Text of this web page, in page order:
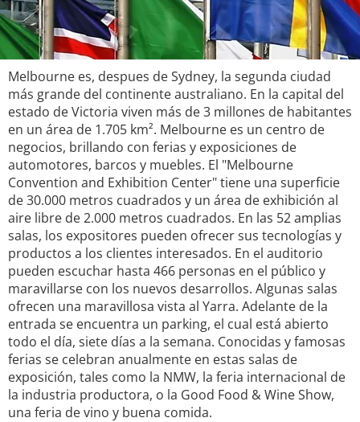
Melbourne es, despues de Sydney, la segunda ciudad
más grande del continente australiano. En la capital del
estado de Victoria viven más de 3 millones de habitantes
en un área de 1.705 km². Melbourne es un centro de
negocios, brillando con ferias y exposiciones de
automotores, barcos y muebles. El "Melbourne
Convention and Exhibition Center" tiene una superficie
de 30.000 metros cuadrados y un área de exhibición al
aire libre de 2.000 metros cuadrados. En las 52 amplias
salas, los expositores pueden ofrecer sus tecnologías y
productos a los clientes interesados. En el auditorio
pueden escuchar hasta 466 personas en el público y
maravillarse con los nuevos desarrollos. Algunas salas
ofrecen una maravillosa vista al Yarra. Adelante de la
entrada se encuentra un parking, el cual está abierto
todo el día, siete días a la semana. Conocidas y famosas
ferias se celebran anualmente en estas salas de
exposición, tales como la NMW, la feria internacional de
la industria productora, o la Good Food & Wine Show,
una feria de vino y buena comida.